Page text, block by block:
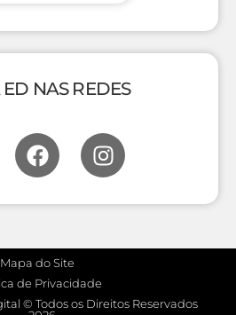
ED NAS REDES
Mapa do Site
de Privacidade
© Todos os Direitos Reservados